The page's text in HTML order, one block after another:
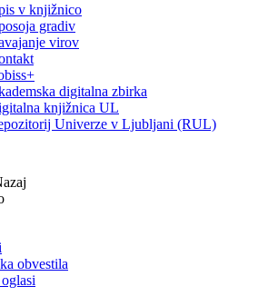
v knjižnico
gradiv
virov
digitalna zbirka
knjižnica UL
Univerze v Ljubljani (RUL)
obvestila